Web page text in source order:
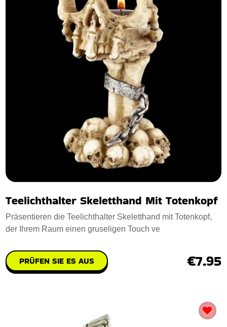
Teelichthalter Skeletthand Mit Totenkopf
Präsentieren die Teelichthalter Skeletthand mit Totenkopf,
der Ihrem Raum einen gruseligen Touch ve
PRÜFEN SIE ES AUS €7.95